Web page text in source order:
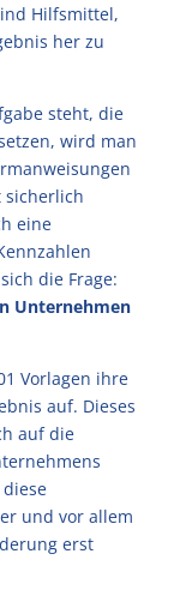
Hilfsmittel,
her zu
steht, die
wird man
sicherlich
eine
die Frage:
Unternehmen
Vorlagen ihre
auf. Dieses
auf die
und vor allem
erst